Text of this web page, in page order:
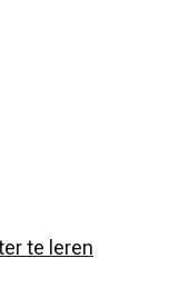
te leren